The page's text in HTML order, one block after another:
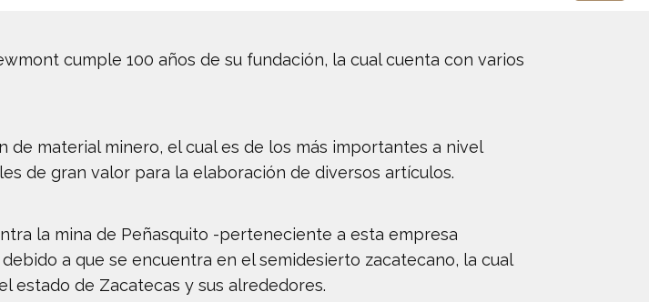
cumple 100 años de su fundación, la cual cuenta con varios
material minero, el cual es de los más importantes a nivel
de gran valor para la elaboración de diversos artículos.
la mina de Peñasquito -perteneciente a esta empresa
a que se encuentra en el semidesierto zacatecano, la cual
estado de Zacatecas y sus alrededores.